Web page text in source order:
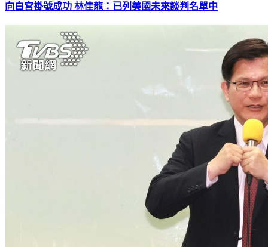
向白宮掛號成功 林佳龍：已列美國未來談判名單中